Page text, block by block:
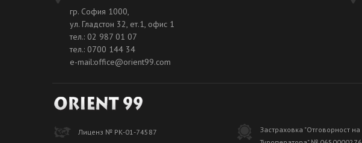
гр. София 1000,
ул. Гладстон 32, ет.1, офис 1
тел.: 02 987 01 07
тел.: 0700 144 34
e-mail:office@orient99.com
Лиценз № РК-01-74587
Застраховка "Отговорност на